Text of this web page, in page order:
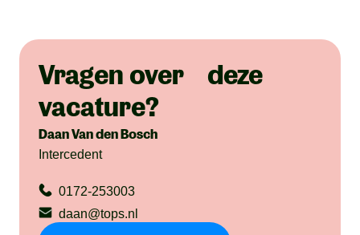
Vragen over deze
vacature?
Daan Van den Bosch
Intercedent
0172-253003
daan@tops.nl